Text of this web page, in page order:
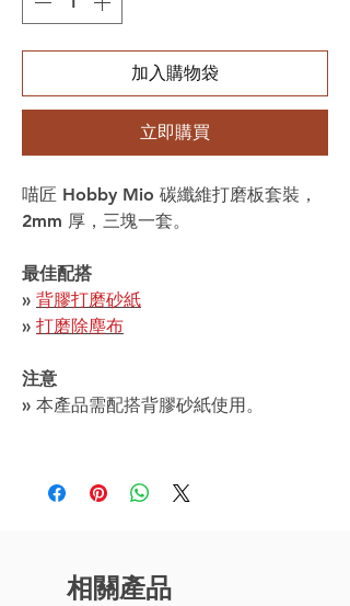
加入購物袋
立即購買
喵匠 Hobby Mio 碳纖維打磨板套裝，
2mm 厚，三塊一套。
最佳配搭
» 背膠打磨砂紙
» 打磨除塵布
注意
» 本產品需配搭背膠砂紙使用。
相關產品